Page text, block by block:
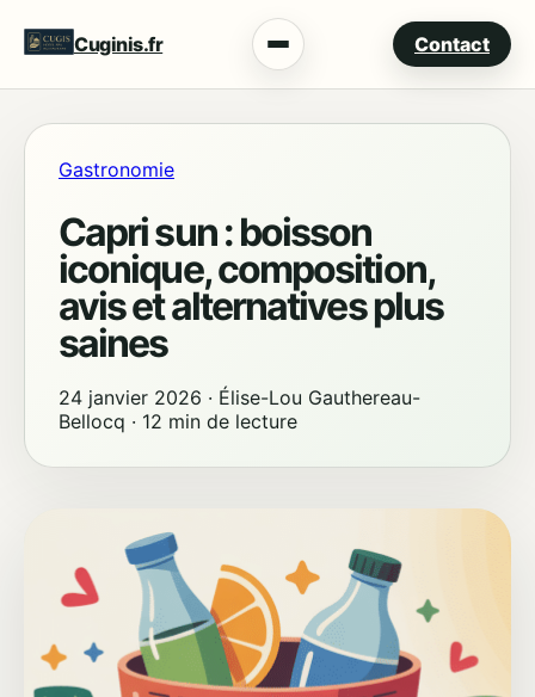
Cuginis.fr Menu Contact
Gastronomie
Capri sun : boisson
iconique, composition,
avis et alternatives plus
saines
24 janvier 2026 · Élise-Lou Gauthereau-
Bellocq · 12 min de lecture